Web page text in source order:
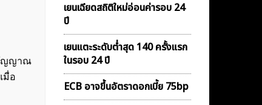
ญญาณ
มื่อ
เยนเฉียดสถิติใหม่อ่อนค่ารอบ 24
ปี
เยนแตะระดับต่ำสุด 140 ครั้งแรก
ในรอบ 24 ปี
ECB อาจขึ้นอัตราดอกเบี้ย 75bp